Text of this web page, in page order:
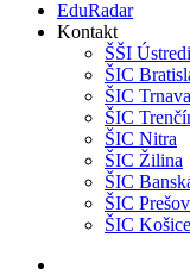
EduRadar
Kontakt
ŠŠI
ŠIC
ŠIC Trnava
ŠIC
ŠIC Nitra
ŠIC Žilina
ŠIC
ŠIC Prešov
ŠIC Košice